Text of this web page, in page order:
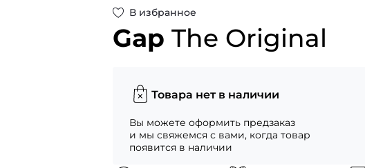
В избранное
Gap The Original
Товара нет в наличии
Вы можете оформить предзаказ
и мы свяжемся с вами, когда товар
появится в наличии